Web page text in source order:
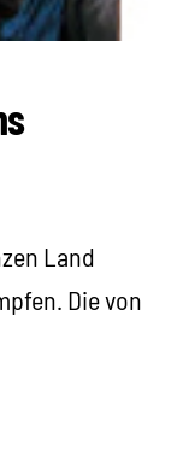
Land
Die von